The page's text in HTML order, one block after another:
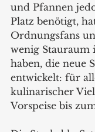
und Pfannen
Platz benötigt,
Ordnungsfans
wenig Stauraum
haben, die neue
entwickelt: für
kulinarischer
Vorspeise bis